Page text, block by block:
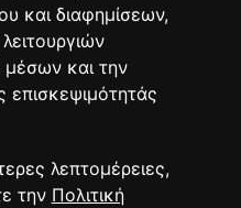
και διαφημίσεων,
μέσων και την
επισκεψιμότητάς
λεπτομέρειες,
την Πολιτική
Πολιτική Προστασίας
πως η DECORSEASONS μπορεί
σχετικά προϊόντα, τις τρέχουσες
θα λάβεις ένα
opt-in). Μόνο μετά από κλικ
ολοκληρωθεί.